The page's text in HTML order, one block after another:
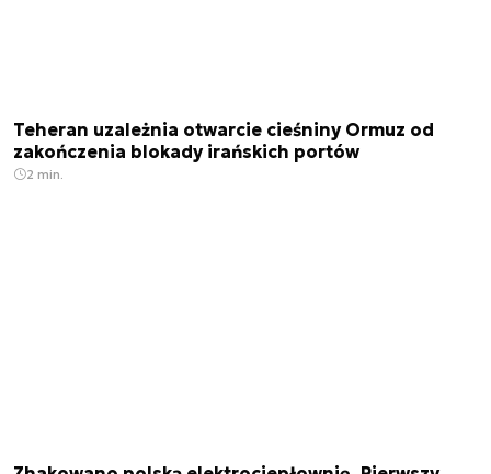
Teheran uzależnia otwarcie cieśniny Ormuz od
zakończenia blokady irańskich portów
2 min.